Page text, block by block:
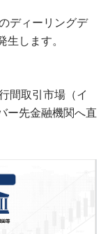
ディーリングデ
生します。
間取引市場（イ
ー先金融機関へ直